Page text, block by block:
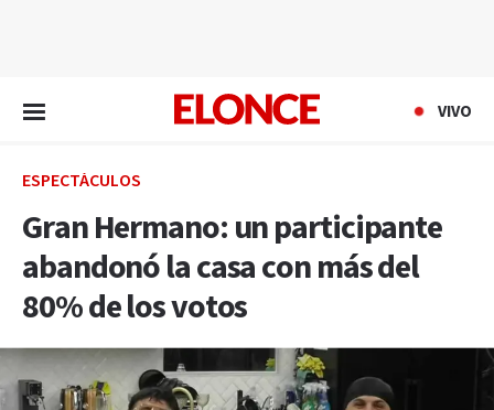
VIVO
ESPECTÁCULOS
Gran Hermano: un participante
abandonó la casa con más del
80% de los votos